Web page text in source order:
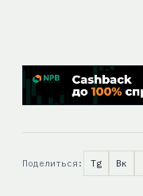
Поделиться: Tg Вк